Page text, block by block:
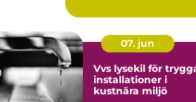
speciella f...
07. jun
Vvs lysekil för
installationer i
kustnära miljö